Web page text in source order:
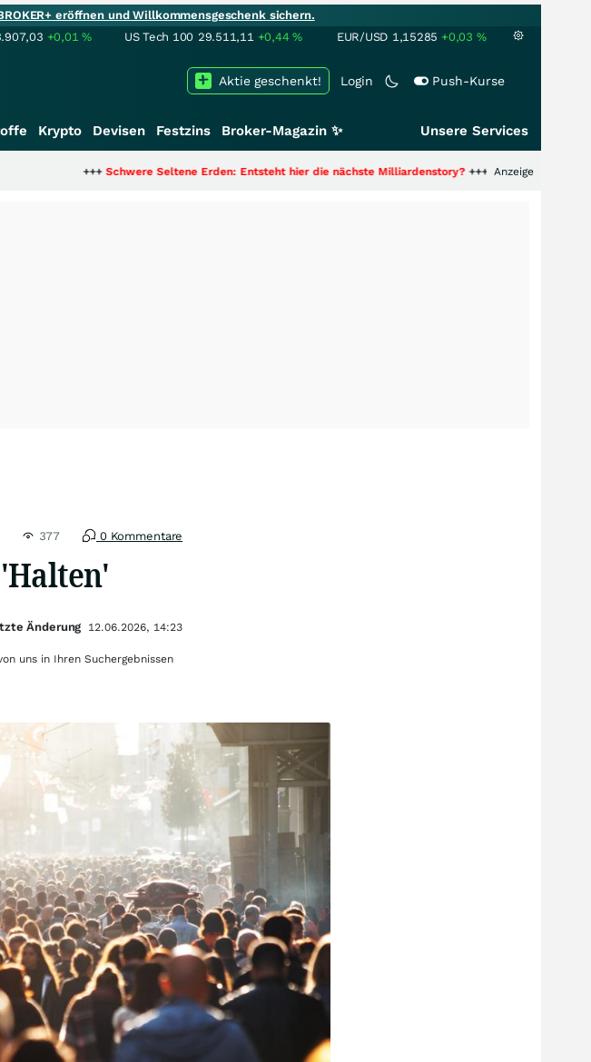
eröffnen und Willkommensgeschenk sichern.
+0,01% US Tech 100 29.511,11 +0,44% EUR/USD 1,15285 +0,03 %
Login Push-Kurse
Aktie geschenkt!
Krypto Devisen Festzins Broker-Magazin ✨ Unsere Services
Schwere Seltene Erden: Entsteht hier die nächste Milliardenstory?+++ Anzeige
377 0 Kommentare
Änderung 12.06.2026, 14:23
uns in Ihren Suchergebnissen